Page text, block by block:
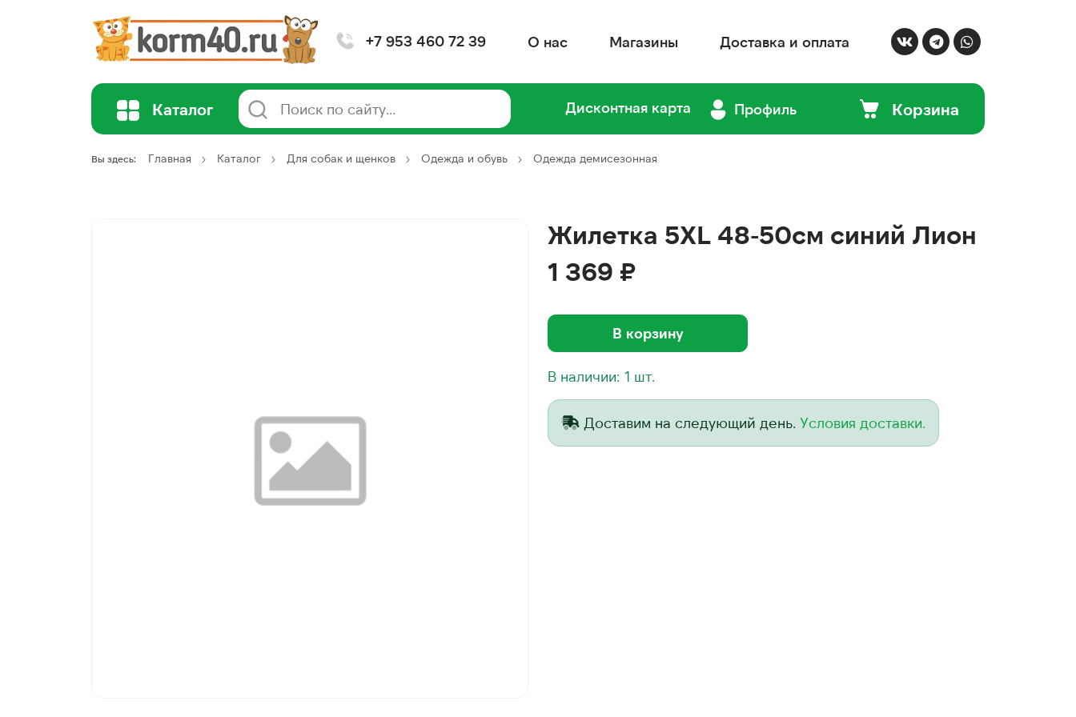
+7 953 460 72 39 О нас Магазины Доставка и оплата
Каталог Дисконтная карта Профиль Корзина
Вы здесь: Главная Каталог Для собак и щенков Одежда и обувь Одежда демисезонная
Жилетка 5XL 48-50см синий Лион
1 369 ₽
В корзину
В наличии: 1 шт.
Доставим на следующий день. Условия доставки.